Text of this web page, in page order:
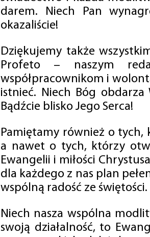
darem. Niech Pan
okazaliście!
Dziękujemy także
Profeto – naszym
współpracownikom i
istnieć. Niech Bóg obdarza
Bądźcie blisko Jego Serca!
Pamiętamy również o tych,
a nawet o tych, którzy
Ewangelii i miłości
dla każdego z nas plan
wspólną radość ze świętości.
Niech nasza wspólna
swoją działalność, to